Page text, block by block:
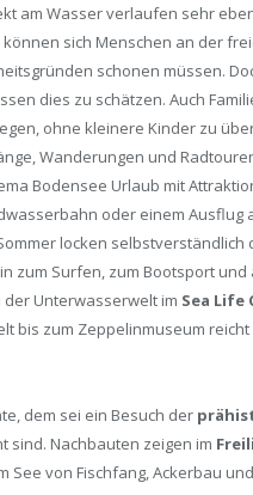
am Wasser verlaufen sehr
sich Menschen an der
schonen müssen.
dies zu schätzen. Auch
ohne kleinere Kinder zu
Wanderungen und
Bodensee Urlaub mit
oder einem Ausflug
locken selbstverständlich
zum Surfen, zum Bootsport und
der Unterwasserwelt im Sea Life
bis zum Zeppelinmuseum reicht
dem sei ein Besuch der
sind. Nachbauten zeigen im
See von Fischfang, Ackerbau